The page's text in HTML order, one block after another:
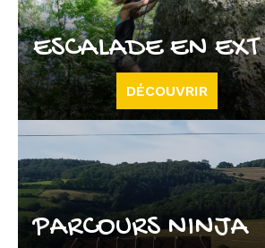
ESCALADE EN EXT
DÉCOUVRIR
PARCOURS NINJA